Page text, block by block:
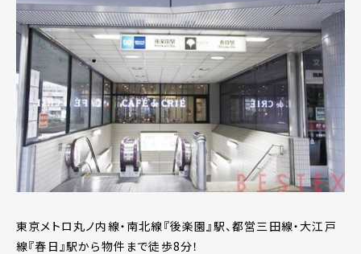
東京メトロ丸ノ内線・南北線『後楽園』駅、都営三田線・大江戸
線『春日』駅から物件まで徒歩8分！